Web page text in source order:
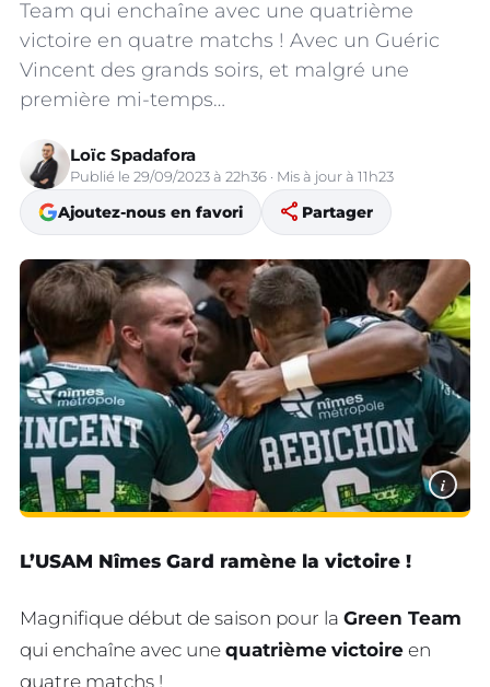
Team qui enchaîne avec une quatrième
victoire en quatre matchs ! Avec un Guéric
Vincent des grands soirs, et malgré une
première mi-temps…
Loïc Spadafora
Publié le 29/09/2023 à 22h36 · Mis à jour à 11h23
Ajoutez-nous en favori share Partager
i
L’USAM Nîmes Gard ramène la victoire !
Magnifique début de saison pour la Green Team
qui enchaîne avec une quatrième victoire en
quatre matchs !